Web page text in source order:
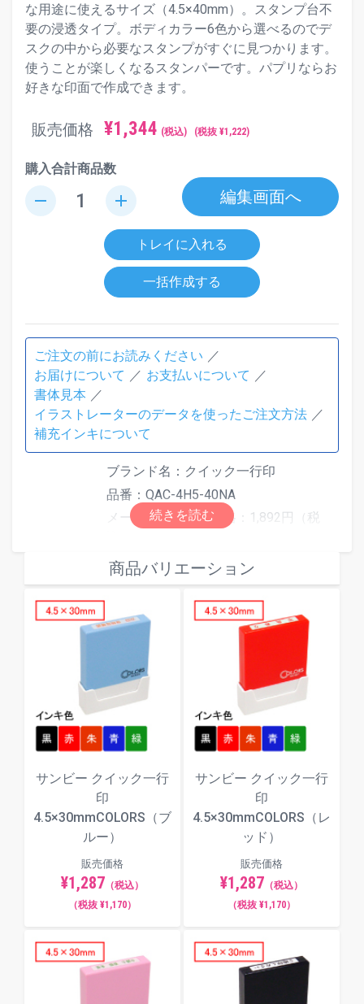
な用途に使えるサイズ（4.5×40mm）。スタンプ台不
要の浸透タイプ。ボディカラー6色から選べるのでデ
スクの中から必要なスタンプがすぐに見つかります。
使うことが楽しくなるスタンパーです。パプリならお
好きな印面で作成できます。
販売価格 ¥1,344 (税込) (税抜 ¥1,222)
購入合計商品数
remove add 編集画面へ
トレイに入れる
一括作成する
ご注文の前にお読みください
お届けについて
お支払いについて
書体見本
イラストレーターのデータを使ったご注文方法
補充インキについて
仕様
ブランド名：クイック一行印
品番：QAC-4H5-40NA
メーカー希望小売価格：1,892円（税
素材：再生ABS
本体色：ネイビー
外形寸法（mm）：58.0×13.0×62.0
印面寸法（mm）：4.5×40.0
最大文字数：最大文字数は印面サイズ
により異なります。文字数超過で「は
み出しエラー」となった場合は、自由
編集機能で文字サイズを調整してくだ
さい。
インキ色：全5色（赤／黒／青／緑／朱
色からお選びください）
印面サンプル
一般的なものから個性的なものまで、全7種類のフォ
ント（書体）からお選びいただけます。
商品バリエーション
サンビー クイック一行
印
4.5×30mmCOLORS（ブ
ルー）
販売価格
¥1,287 （税込）
（税抜 ¥1,170）
サンビー クイック一行
印
4.5×30mmCOLORS（レ
ッド）
販売価格
¥1,287 （税込）
（税抜 ¥1,170）